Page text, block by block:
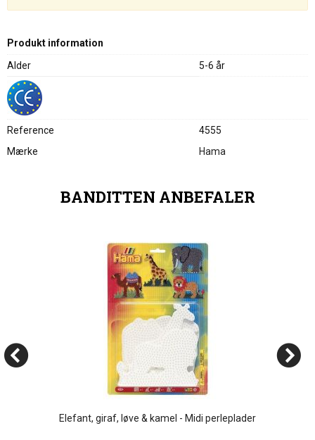
Produkt information
Alder
5-6 år
Reference
4555
Mærke
Hama
BANDITTEN ANBEFALER
Elefant, giraf, løve & kamel - Midi perleplader